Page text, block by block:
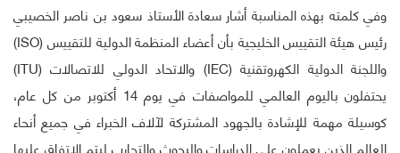
وفي كلمته بهذه المناسبة أشار سعادة الأستاذ سعود بن ناصر الخصيبي
رئيس هيئة التقييس الخليجية بأن أعضاء المنظمة الدولية للتقييس (ISO)
واللجنة الدولية الكهروتقنية (IEC) والاتحاد الدولي للاتصالات (ITU)
يحتفلون باليوم العالمي للمواصفات في يوم 14 أكتوبر من كل عام،
كوسيلة مهمة للإشادة بالجهود المشتركة لآلاف الخبراء في جميع أنحاء
العالم الذين يعملون على الدراسات والبحوث والتجارب ليتم الاتفاق عليها